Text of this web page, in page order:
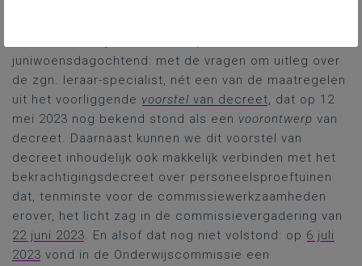
juniwoensdagochtend: met de vragen om uitleg over
de zgn. leraar-specialist, nét een van de maatregelen
uit het voorliggende voorstel van decreet, dat op 12
mei 2023 nog bekend stond als een voorontwerp van
decreet. Daarnaast kunnen we dit voorstel van
decreet inhoudelijk ook makkelijk verbinden met het
bekrachtigingsdecreet over personeelsproeftuinen
dat, tenminste voor de commissiewerkzaamheden
erover, het licht zag in de commissievergadering van
22 juni 2023. En alsof dat nog niet volstond: op 6 juli
2023 vond in de Onderwijscommissie een